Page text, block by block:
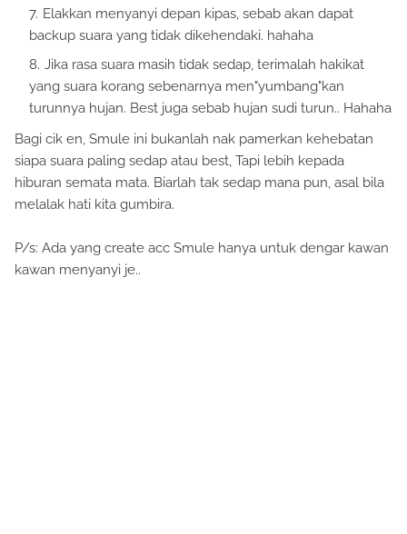
Elakkan menyanyi depan kipas, sebab akan dapat
backup suara yang tidak dikehendaki. hahaha
Jika rasa suara masih tidak sedap, terimalah hakikat
yang suara korang sebenarnya men"yumbang"kan
turunnya hujan. Best juga sebab hujan sudi turun.. Hahaha
Bagi cik en, Smule ini bukanlah nak pamerkan kehebatan
siapa suara paling sedap atau best, Tapi lebih kepada
hiburan semata mata. Biarlah tak sedap mana pun, asal bila
melalak hati kita gumbira.
P/s: Ada yang create acc Smule hanya untuk dengar kawan
kawan menyanyi je..